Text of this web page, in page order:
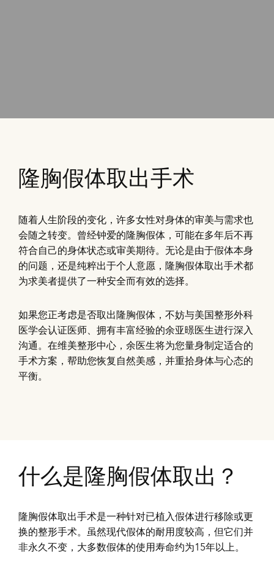
隆胸假体取出手术
随着人生阶段的变化，许多女性对身体的审美与需求也
会随之转变。曾经钟爱的隆胸假体，可能在多年后不再
符合自己的身体状态或审美期待。无论是由于假体本身
的问题，还是纯粹出于个人意愿，隆胸假体取出手术都
为求美者提供了一种安全而有效的选择。
如果您正考虑是否取出隆胸假体，不妨与美国整形外科
医学会认证医师、拥有丰富经验的余亚暻医生进行深入
沟通。在维美整形中心，余医生将为您量身制定适合的
手术方案，帮助您恢复自然美感，并重拾身体与心态的
平衡。
什么是隆胸假体取出？
隆胸假体取出手术是一种针对已植入假体进行移除或更
换的整形手术。虽然现代假体的耐用度较高，但它们并
非永久不变，大多数假体的使用寿命约为15年以上。